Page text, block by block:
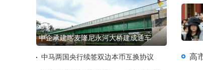
中企承建喀麦隆尼永河大桥建成通车
中马两国央行续签双边本币互换协议 高